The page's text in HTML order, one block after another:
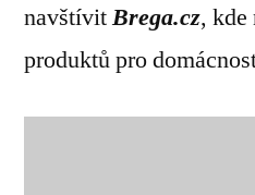
navštívitBrega.cz, kde
produktů pro